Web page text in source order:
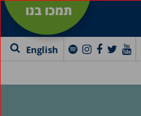
תמכו בנו
English